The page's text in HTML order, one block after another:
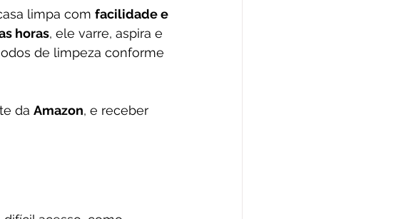
limpa com facilidade e
horas, ele varre, aspira e
de limpeza conforme
da Amazon, e receber